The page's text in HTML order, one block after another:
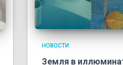
НОВОСТИ
Земля в